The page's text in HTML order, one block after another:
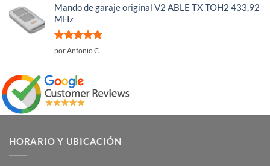
Mando de garaje original V2 ABLE TX TOH2 433,92
MHz
Valorado
por Antonio C.
HORARIO Y UBICACIÓN